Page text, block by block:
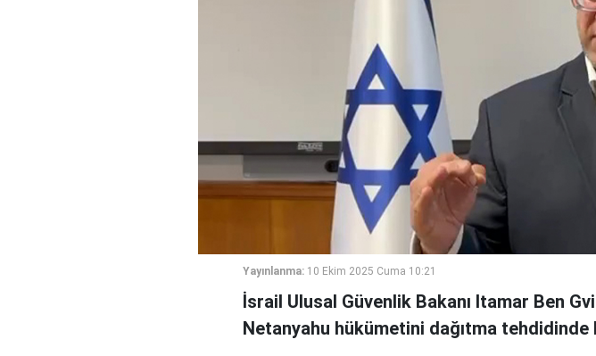
Yayınlanma: 10 Ekim 2025 Cuma 10:21
İsrail Ulusal Güvenlik Bakanı Itamar Ben
Netanyahu hükümetini dağıtma tehdidinde